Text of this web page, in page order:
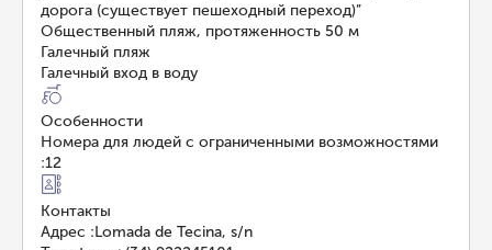
дорога (существует пешеходный переход)”
Общественный пляж, протяженность 50 м
Галечный пляж
Галечный вход в воду
Особенности
Номера для людей с ограниченными возможностями
:12
Контакты
Адрес :Lomada de Tecina, s/n